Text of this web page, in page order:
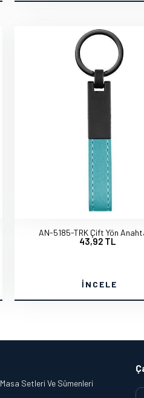
AN-5185-TRK Çift Yön
43,92 TL
İNCELE
Masa Setleri Ve Sümenleri